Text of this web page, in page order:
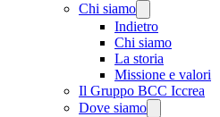
Chi siamo
Indietro
Chi siamo
La storia
Missione e valori
Il Gruppo BCC Iccrea
Dove siamo